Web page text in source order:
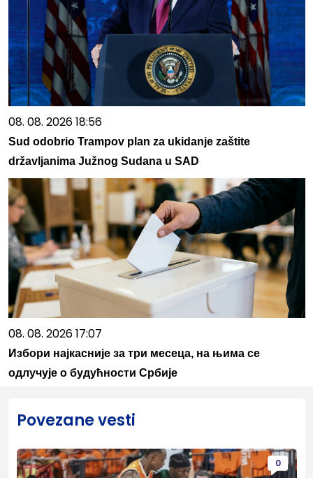
08. 08. 2026 18:56
Sud odobrio Trampov plan za ukidanje zaštite
državljanima Južnog Sudana u SAD
08. 08. 2026 17:07
Избори најкасније за три месеца, на њима се
одлучује о будућности Србије
Povezane vesti
0